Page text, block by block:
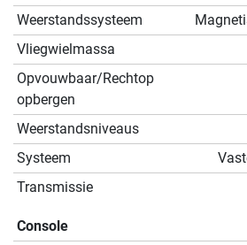
Weerstandssysteem
Vliegwielmassa
Opvouwbaar/Rechtop
opbergen
Weerstandsniveaus
Systeem
Transmissie
Console